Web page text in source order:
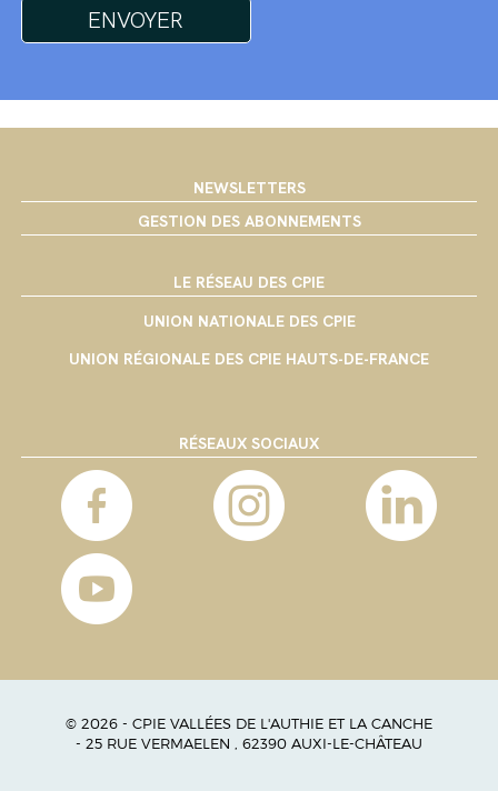
NEWSLETTERS
GESTION DES ABONNEMENTS
LE RÉSEAU DES CPIE
UNION NATIONALE DES CPIE
UNION RÉGIONALE DES CPIE HAUTS-DE-FRANCE
RÉSEAUX SOCIAUX
© 2026 - CPIE VALLÉES DE L'AUTHIE ET LA CANCHE
- 25 RUE VERMAELEN , 62390 AUXI-LE-CHÂTEAU